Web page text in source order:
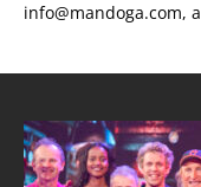
info@mandoga.com,